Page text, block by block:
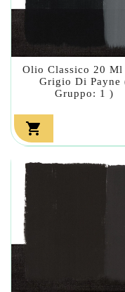
Olio Classico 20 Ml
Grigio Di Payne
Gruppo: 1 )
